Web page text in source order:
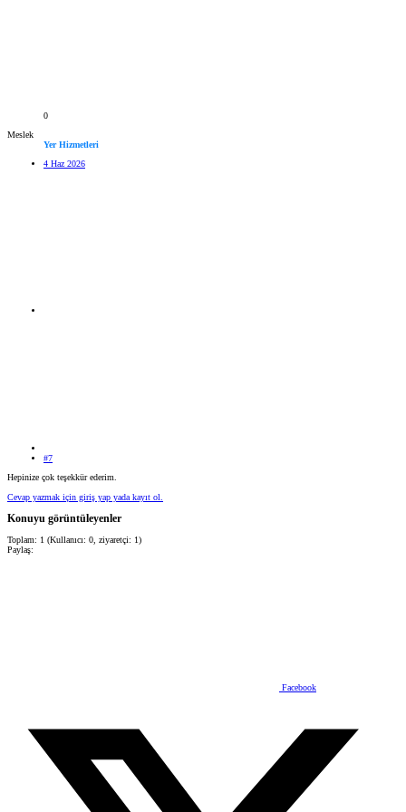
0
Meslek
Yer Hizmetleri
4 Haz 2026
#7
Hepinize çok teşekkür ederim.
Cevap yazmak için giriş yap yada kayıt ol.
Konuyu görüntüleyenler
Toplam: 1 (Kullanıcı: 0, ziyaretçi: 1)
Paylaş:
Facebook